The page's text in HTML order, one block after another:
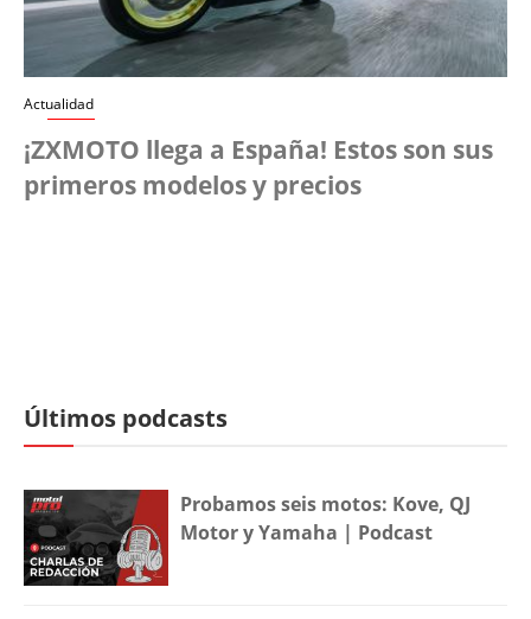
Actualidad
¡ZXMOTO llega a España! Estos son sus
primeros modelos y precios
Últimos podcasts
Probamos seis motos: Kove, QJ
Motor y Yamaha | Podcast